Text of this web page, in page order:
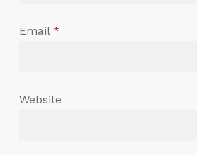
Email *
Website